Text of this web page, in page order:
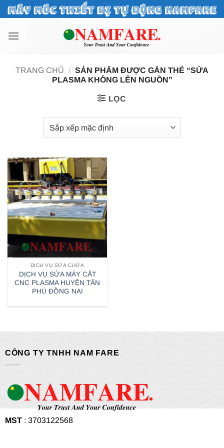
Bỏ
qua
nội
TRANG CHỦ / SẢN PHẨM ĐƯỢC GẮN THẺ “SỬA
PLASMA KHÔNG LÊN NGUỒN”
LỌC
DỊCH VỤ SỬA CHỮA
DỊCH VỤ SỬA MÁY CẮT
CNC PLASMA HUYỆN TÂN
PHÚ ĐỒNG NAI
CÔNG TY TNHH NAM FARE
MST: 3703122568